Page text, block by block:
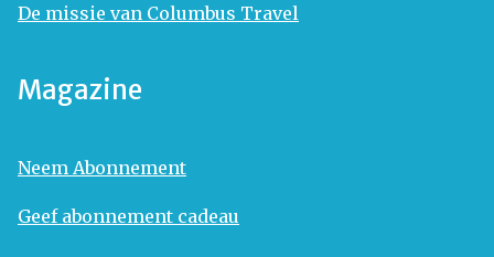
De missie van Columbus Travel
Magazine
Neem Abonnement
Geef abonnement cadeau